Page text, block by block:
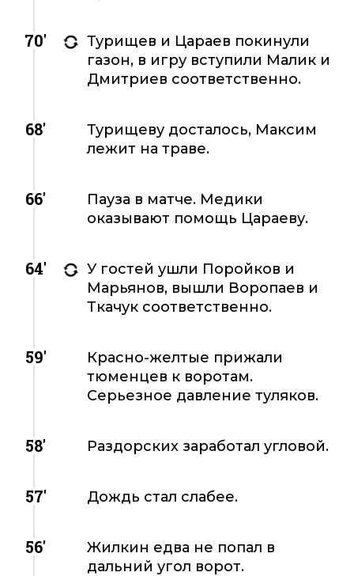
70'
Турищев и Цараев покинули
газон, в игру вступили Малик и
Дмитриев соответственно.
68'
Турищеву досталось, Максим
лежит на траве.
66'
Пауза в матче. Медики
оказывают помощь Цараеву.
64'
У гостей ушли Поройков и
Марьянов, вышли Воропаев и
Ткачук соответственно.
59'
Красно-желтые прижали
тюменцев к воротам.
Серьезное давление туляков.
58' Раздорских заработал угловой.
57' Дождь стал слабее.
56'
Жилкин едва не попал в
дальний угол ворот.